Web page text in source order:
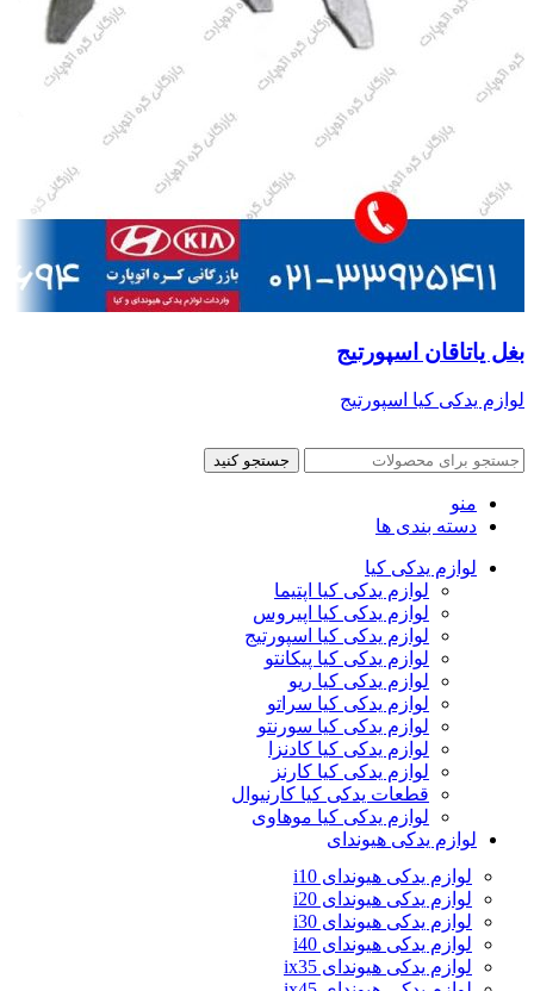
بغل یاتاقان اسپورتیج
لوازم یدکی کیا اسپورتیج
جستجو کنید
منو
دسته بندی ها
لوازم یدکی کیا
لوازم یدکی کیا اپتیما
لوازم یدکی کیا اپیروس
لوازم یدکی کیا اسپورتیج
لوازم یدکی کیا پیکانتو
لوازم یدکی کیا ریو
لوازم یدکی کیا سراتو
لوازم یدکی کیا سورنتو
لوازم یدکی کیا کادنزا
لوازم یدکی کیا کارنز
قطعات یدکی کیا کارنیوال
لوازم یدکی کیا موهاوی
لوازم یدکی هیوندای
لوازم یدکی هیوندای i10
لوازم یدکی هیوندای i20
لوازم یدکی هیوندای i30
لوازم یدکی هیوندای i40
لوازم یدکی هیوندای ix35